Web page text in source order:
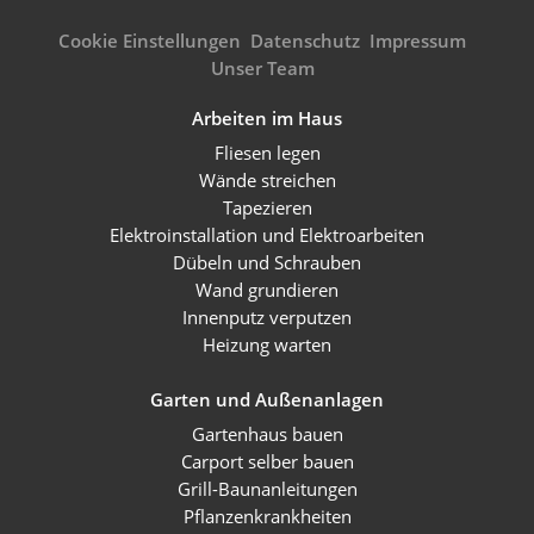
Cookie Einstellungen Datenschutz Impressum
Unser Team
Arbeiten im Haus
Fliesen legen
Wände streichen
Tapezieren
Elektroinstallation und Elektroarbeiten
Dübeln und Schrauben
Wand grundieren
Innenputz verputzen
Heizung warten
Garten und Außenanlagen
Gartenhaus bauen
Carport selber bauen
Grill-Baunanleitungen
Pflanzenkrankheiten